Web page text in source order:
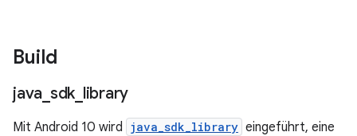
Build
java sdk library
Mit Android 10 wird java_sdk_library eingeführt, eine